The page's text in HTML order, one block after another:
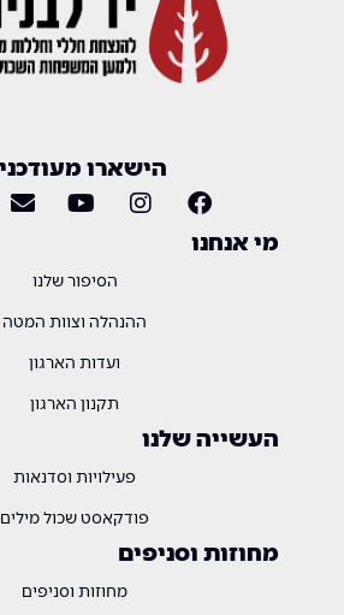
מחוזות וסניפים
מחוזות וסניפים
העשייה שלנו
פעילויות וסדנאות
פודקאסט שכול מילים
מי אנחנו
הסיפור שלנו
ההנהלה וצוות המטה
ועדות הארגון
תקנון הארגון
הישארו